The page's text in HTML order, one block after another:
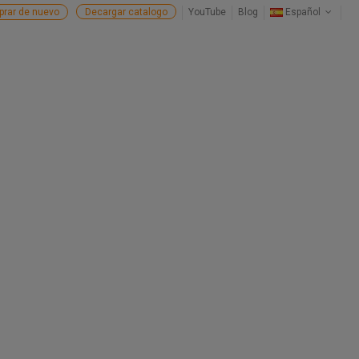
Español
Blog
YouTube
Decargar catalogo
de nuevo